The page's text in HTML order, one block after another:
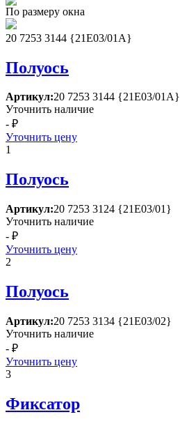
По размеру окна
20 7253 3144 {21Е03/01А}
Полуось
Артикул:20 7253 3144 {21Е03/01А}
Уточнить наличие
- ₽
Уточнить цену
1
Полуось
Артикул:20 7253 3124 {21Е03/01}
Уточнить наличие
- ₽
Уточнить цену
2
Полуось
Артикул:20 7253 3134 {21Е03/02}
Уточнить наличие
- ₽
Уточнить цену
3
Фиксатор